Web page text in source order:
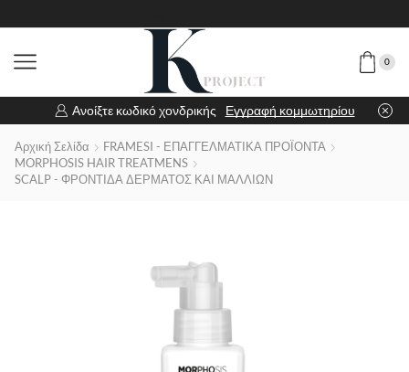
0
Ανοίξτε κωδικό χονδρικής Εγγραφή κομμωτηρίου
Αρχική Σελίδα
FRAMESI - ΕΠΑΓΓΕΛΜΑΤΙΚΑ ΠΡΟΪΟΝΤΑ
MORPHOSIS HAIR TREATMENS
SCALP - ΦΡΟΝΤΙΔΑ ΔΕΡΜΑΤΟΣ ΚΑΙ ΜΑΛΛΙΩΝ